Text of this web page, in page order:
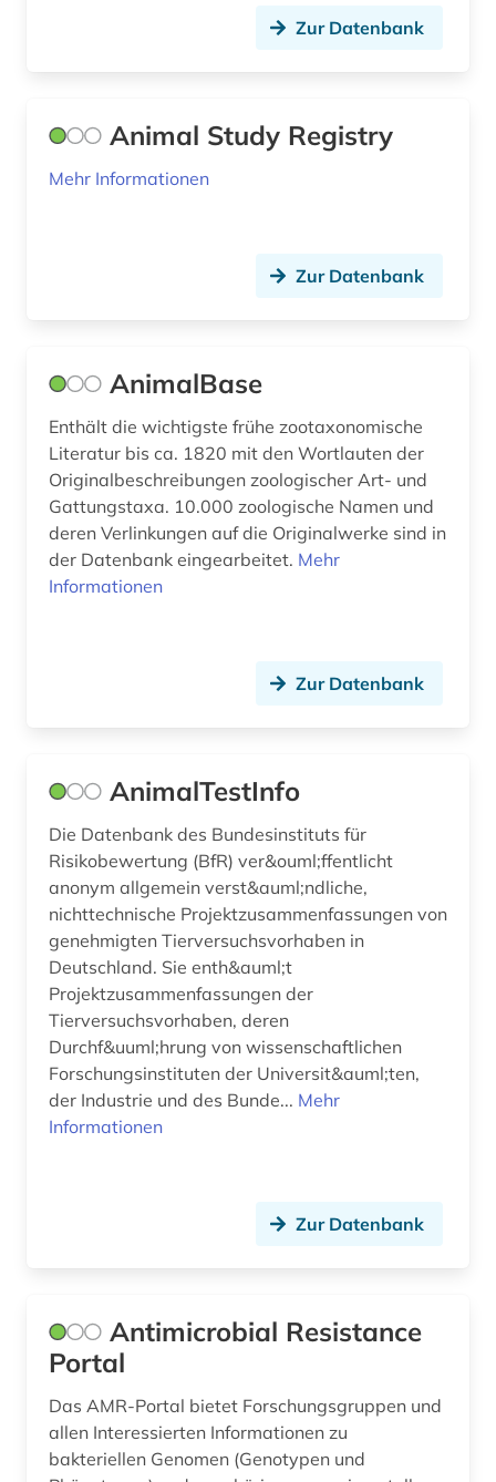
evolutionsökologie mariner fische (1)
festkörperforschung (1)
firma (1)
firmenverzeichnis (1)
fischbestand (1)
flechten (2)
flora (3)
florida (1)
fontane, theodor | schriftsteller; übersetzer;
schriftsteller; kabarettist; journalist; kritiker;
theaterkritiker; kriegsberichterstatter; apotheker;
librettist; historiker; romancier (1)
forschung (3)
forschungdaten (1)
forschungsdatenmanagement (1)
forschungsdatenrepositorium (1)
forschungsprojekte (1)
forschungsschiff (1)
forst (1)
Zur Datenbank
Animal Study Registry
Mehr Informationen
Zur Datenbank
AnimalBase
Enthält die wichtigste frühe zootaxonomische
Literatur bis ca. 1820 mit den Wortlauten der
Originalbeschreibungen zoologischer Art- und
Gattungstaxa. 10.000 zoologische Namen und
deren Verlinkungen auf die Originalwerke sind in
der Datenbank eingearbeitet. Mehr
Informationen
Zur Datenbank
AnimalTestInfo
Die Datenbank des Bundesinstituts für
Risikobewertung (BfR) ver&ouml;ffentlicht
anonym allgemein verst&auml;ndliche,
nichttechnische Projektzusammenfassungen von
genehmigten Tierversuchsvorhaben in
Deutschland. Sie enth&auml;t
Projektzusammenfassungen der
Tierversuchsvorhaben, deren
Durchf&uuml;hrung von wissenschaftlichen
Forschungsinstituten der Universit&auml;ten,
der Industrie und des Bunde... Mehr
Informationen
Zur Datenbank
Antimicrobial Resistance
Portal
Das AMR-Portal bietet Forschungsgruppen und
allen Interessierten Informationen zu
bakteriellen Genomen (Genotypen und